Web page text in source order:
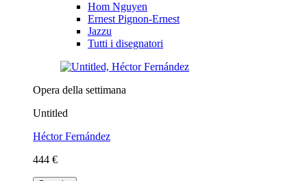
Hom Nguyen
Ernest Pignon-Ernest
Jazzu
Tutti i disegnatori
Opera della settimana
Untitled
Héctor Fernández
444 €